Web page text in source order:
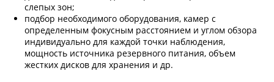
слепых зон;
подбор необходимого оборудования, камер с
определенным фокусным расстоянием и углом обзора
индивидуально для каждой точки наблюдения,
мощность источника резервного питания, объем
жестких дисков для хранения и др.